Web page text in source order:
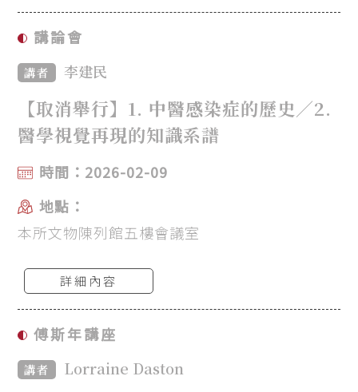
講論會
講者 李建民
【取消舉行】1. 中醫感染症的歷史／2.
醫學視覺再現的知識系譜
時間：2026-02-09
地點：
本所文物陳列館五樓會議室
詳細內容
傅斯年講座
講者 Lorraine Daston